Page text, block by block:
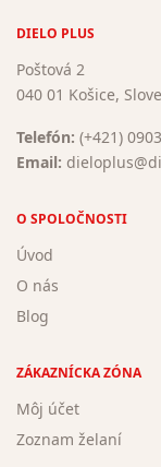
DIELO PLUS
Poštová 2
040 01 Košice,
Telefón: (+421)
Email:
O SPOLOČNOSTI
Úvod
O nás
Blog
ZÁKAZNÍCKA ZÓNA
Môj účet
Zoznam želaní